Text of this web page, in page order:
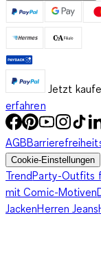
Jetzt
erfahren
AGB
Cookie-Einstellungen
TrendParty-Outfits
mit Comic-Motiven
JackenHerren Jeans